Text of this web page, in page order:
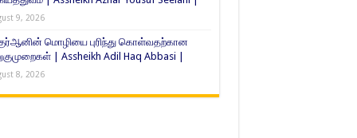
9, 2026
மொழியை புரிந்து கொள்வதற்கான
| Assheikh Adil Haq Abbasi |
8, 2026